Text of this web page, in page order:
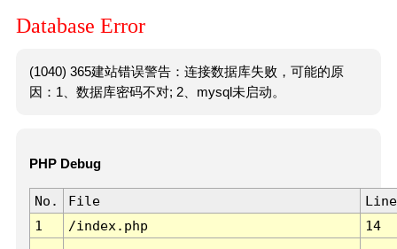
Database Error
(1040) 365建站错误警告：连接数据库失败，可能的原
因：1、数据库密码不对; 2、mysql未启动。
PHP Debug
No. File
Line
1
/index.php 14